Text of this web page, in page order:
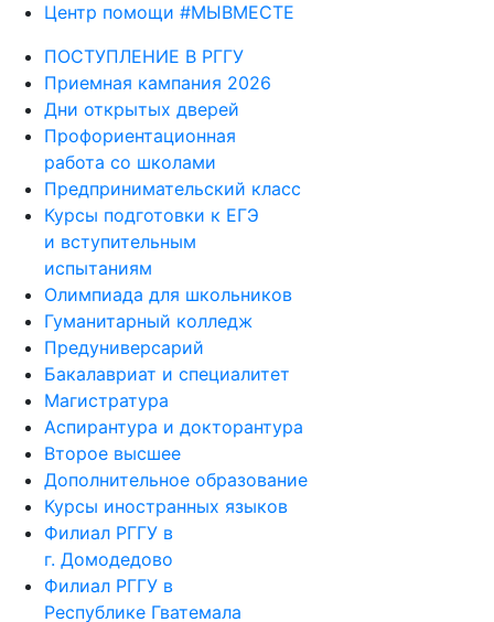
Центр помощи #МЫВМЕСТЕ
ПОСТУПЛЕНИЕ В РГГУ
Приемная кампания 2026
Дни открытых дверей
Профориентационная
работа со школами
Предпринимательский класс
Курсы подготовки к ЕГЭ
и вступительным
испытаниям
Олимпиада для школьников
Гуманитарный колледж
Предуниверсарий
Бакалавриат и специалитет
Магистратура
Аспирантура и докторантура
Второе высшее
Дополнительное образование
Курсы иностранных языков
Филиал РГГУ в
г. Домодедово
Филиал РГГУ в
Республике Гватемала